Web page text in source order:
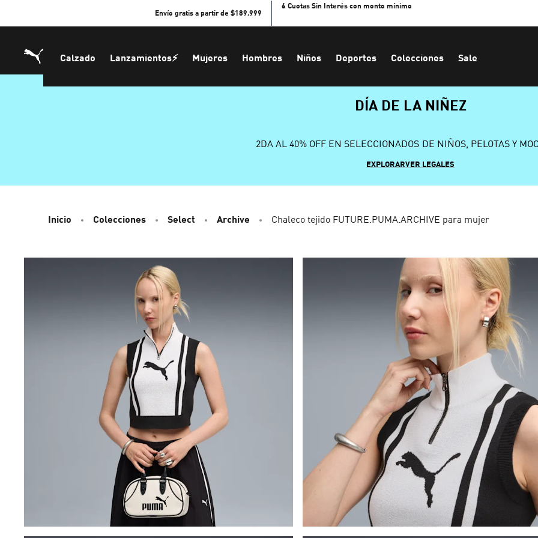
Envío gratis a partir de $189.999
6 Cuotas Sin Interés con monto mínimo
Calzado Lanzamientos⚡ Mujeres Hombres Niños Deportes Colecciones Sale
DÍA DE LA NIÑEZ
2DA AL 40% OFF EN SELECCIONADOS DE NIÑOS, PELOTAS Y
EXPLORARVER LEGALES
Inicio Colecciones Select Archive Chaleco tejido FUTURE.PUMA.ARCHIVE para mujer